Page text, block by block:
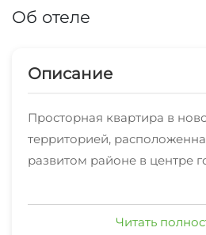
Об отеле
Описание
Просторная квартира в
территорией,
развитом районе в центре
Добавьте в избранное,
Читать